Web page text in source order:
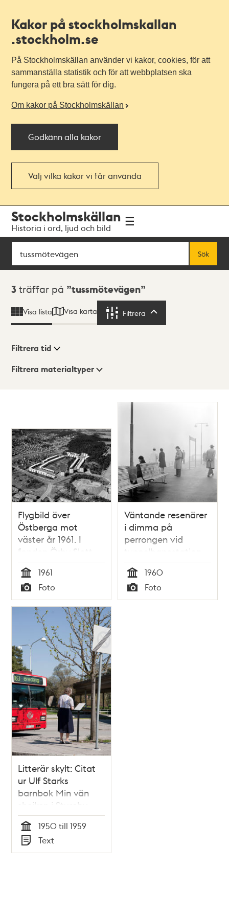
Kakor på stockholmskallan
.stockholm.se
På Stockholmskällan använder vi kakor, cookies, för att
sammanställa statistik och för att webbplatsen ska
fungera på ett bra sätt för dig.
Om kakor på Stockholmskällan
Godkänn alla kakor
Välj vilka kakor vi får använda
navigationen
huvudinnehållet
Stockholmskällan
Historia i ord, ljud och bild
Sök
Sök
Sökresultat
3 träffar på tussmötevägen
Visa lista Visa karta Filtrera
Visningsläge
Filtrera tid
Filtrera materialtyper
Flygbild över
Östberga mot
väster år 1961. I
fonden Örby Slott,
Liseberg, Anneboda
samt skogspartiet
för blivande
Östbergahöjden. I
bilden framkant
Stureby,
Huddingevägen och
Tussmötevägen
samt idag (år 2016)
platsen för
Östberga
återvinningscentral.
Tid
1961
Typ
Foto
Väntande resenärer
i dimma på
perrongen vid
tunnelbanestation
Svedmyra.
Tid
1960
Typ
Foto
Litterär skylt: Citat
ur Ulf Starks
barnbok Min vän
shejken i Stureby
Tid
1950 till 1959
Typ
Text